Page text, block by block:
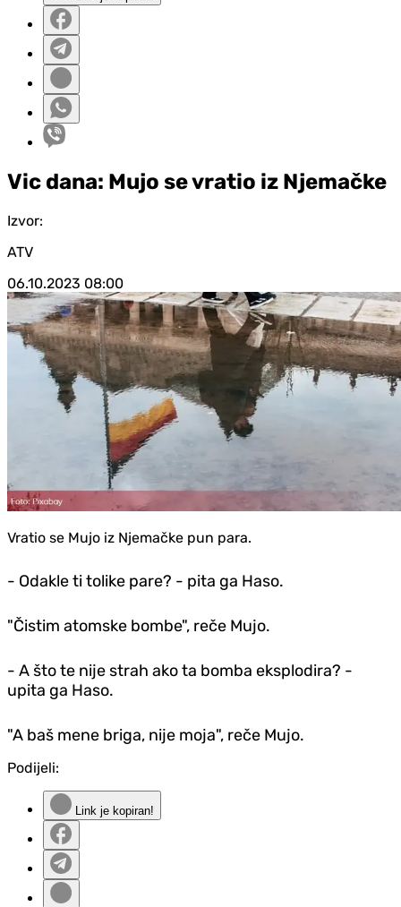
Vic dana: Mujo se vratio iz Njemačke
Izvor:
ATV
06.10.2023 08:00
Vratio se Mujo iz Njemačke pun para.
- Odakle ti tolike pare? - pita ga Haso.
"Čistim atomske bombe", reče Mujo.
- A što te nije strah ako ta bomba eksplodira? -
upita ga Haso.
"A baš mene briga, nije moja", reče Mujo.
Podijeli:
Link je kopiran!